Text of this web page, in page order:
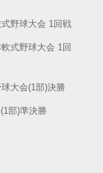
野球大会 1回戦
式野球大会 1回
球大会(1部)決勝
部)準決勝